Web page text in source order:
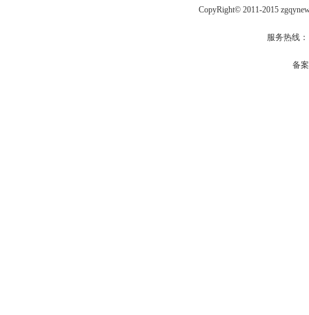
CopyRight© 2011-2015
服务热线：
备